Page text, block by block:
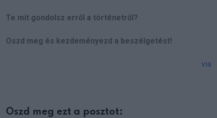
Te mit gondolsz erről a történetről?
Oszd meg és kezdeményezd a beszélgetést!
via
Oszd meg ezt a posztot: